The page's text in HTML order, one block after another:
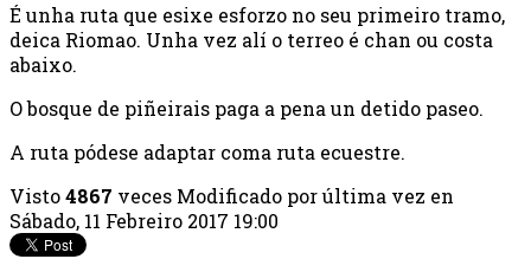
É unha ruta que esixe esforzo no seu primeiro tramo,
deica Riomao. Unha vez alí o terreo é chan ou costa
abaixo.
O bosque de piñeirais paga a pena un detido paseo.
A ruta pódese adaptar coma ruta ecuestre.
Visto4867 veces Modificado por última vez en
Sábado, 11 Febreiro 2017 19:00